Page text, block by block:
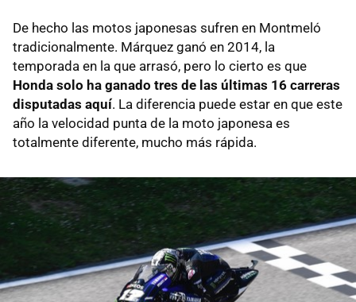
De hecho las motos japonesas sufren en Montmeló
tradicionalmente. Márquez ganó en 2014, la
temporada en la que arrasó, pero lo cierto es que
Honda solo ha ganado tres de las últimas 16 carreras
disputadas aquí. La diferencia puede estar en que este
año la velocidad punta de la moto japonesa es
totalmente diferente, mucho más rápida.